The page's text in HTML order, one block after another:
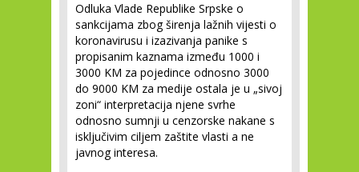
Odluka Vlade Republike Srpske o
sankcijama zbog širenja lažnih vijesti o
koronavirusu i izazivanja panike s
propisanim kaznama između 1000 i
3000 KM za pojedince odnosno 3000
do 9000 KM za medije ostala je u „sivoj
zoni“ interpretacija njene svrhe
odnosno sumnji u cenzorske nakane s
isključivim ciljem zaštite vlasti a ne
javnog interesa.